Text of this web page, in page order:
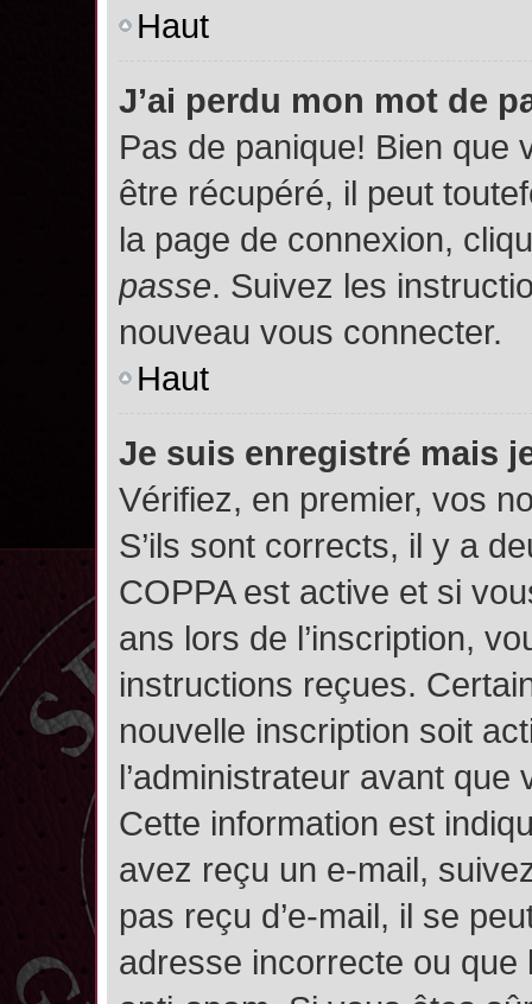
Haut
J’ai perdu mon mot de
Pas de panique! Bien que
être récupéré, il peut
la page de connexion,
passe. Suivez les
nouveau vous connecter.
Haut
Je suis enregistré mais
Vérifiez, en premier, vos
S’ils sont corrects, il y a
COPPA est active et si
ans lors de l’inscription,
instructions reçues.
nouvelle inscription soit
l’administrateur avant
Cette information est
avez reçu un e-mail,
pas reçu d’e-mail, il se
adresse incorrecte ou que